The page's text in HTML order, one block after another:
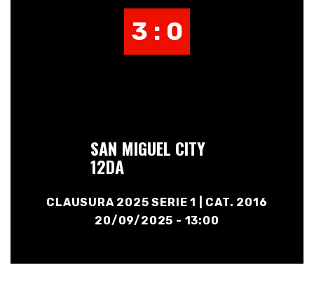
3 : 0
SAN MIGUEL CITY
12DA
CLAUSURA 2025 SERIE 1 | CAT. 2016
20/09/2025 - 13:00